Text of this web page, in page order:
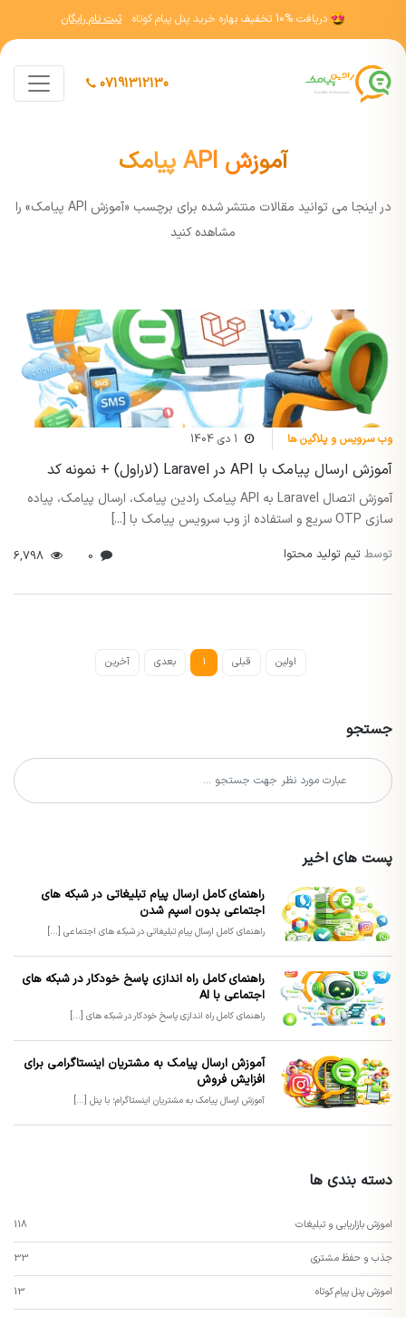
دریافت 10% تخفیف بهاره خرید پنل پیام کوتاه ثبت نام رایگان
07191312130
آموزش API پیامک
در اينجا مي توانيد مقالات منتشر شده برای برچسب «آموزش API پیامک» را
مشاهده کنيد
وب سرویس و پلاگین ها 1 دی 1404
آموزش ارسال پیامک با API در Laravel (لاراول) + نمونه کد
آموزش اتصال Laravel به API پیامک رادین پیامک، ارسال پیامک، پیاده
سازی OTP سریع و استفاده از وب سرویس پیامک با [...]
توسط تیم تولید محتوا
اولین قبلی 1 بعدی آخرین
جستجو
پست های اخیر
راهنمای کامل ارسال پیام تبلیغاتی در شبکه های
اجتماعی بدون اسپم شدن
راهنمای کامل ارسال پیام تبلیغاتی در شبکه های اجتماعی [...]
راهنمای کامل راه اندازی پاسخ خودکار در شبکه های
اجتماعی با AI
راهنمای کامل راه اندازی پاسخ خودکار در شبکه های [...]
آموزش ارسال پیامک به مشتریان اینستاگرامی برای
افزایش فروش
آموزش ارسال پیامک به مشتریان اینستاگرام؛ با پنل [...]
دسته بندی ها
اموزش بازاریابی و تبلیغات 118
جذب و حفظ مشتری 33
اموزش پنل پیام کوتاه 13